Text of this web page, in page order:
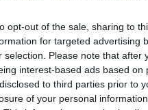
opt-out of the sale, sharing to
for targeted advertising
selection. Please note that
interest-based ads based
to third parties prior to
of your personal